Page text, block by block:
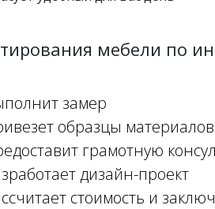
мебели по
замер
образцы материалов
грамотную
дизайн-проект
стоимость и